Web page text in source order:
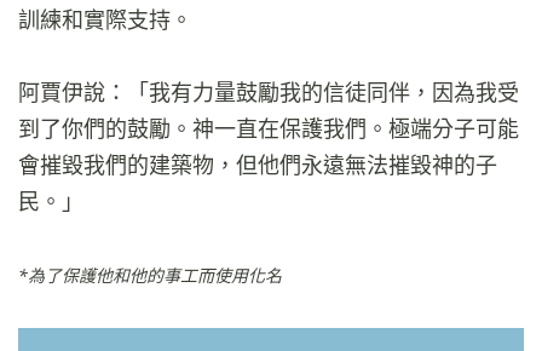
訓練和實際支持。
阿賈伊說：「我有力量鼓勵我的信徒同伴，因為我受
到了你們的鼓勵。神一直在保護我們。極端分子可能
會摧毀我們的建築物，但他們永遠無法摧毀神的子
民。」
*為了保護他和他的事工而使用化名